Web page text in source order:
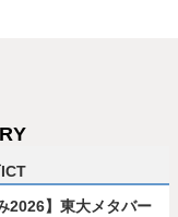
2026】東大メタバー